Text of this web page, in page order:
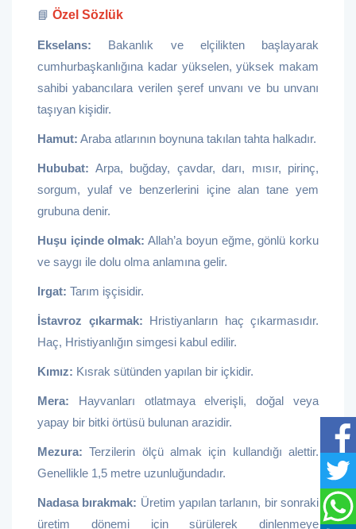
📘 Özel Sözlük
Ekselans: Bakanlık ve elçilikten başlayarak
cumhurbaşkanlığına kadar yükselen, yüksek makam
sahibi yabancılara verilen şeref unvanı ve bu unvanı
taşıyan kişidir.
Hamut: Araba atlarının boynuna takılan tahta halkadır.
Hububat: Arpa, buğday, çavdar, darı, mısır, pirinç,
sorgum, yulaf ve benzerlerini içine alan tane yem
grubuna denir.
Huşu içinde olmak: Allah’a boyun eğme, gönlü korku
ve saygı ile dolu olma anlamına gelir.
Irgat: Tarım işçisidir.
İstavroz çıkarmak: Hristiyanların haç çıkarmasıdır.
Haç, Hristiyanlığın simgesi kabul edilir.
Kımız: Kısrak sütünden yapılan bir içkidir.
Mera: Hayvanları otlatmaya elverişli, doğal veya
yapay bir bitki örtüsü bulunan arazidir.
Mezura: Terzilerin ölçü almak için kullandığı alettir.
Genellikle 1,5 metre uzunluğundadır.
Nadasa bırakmak: Üretim yapılan tarlanın, bir sonraki
üretim dönemi için sürülerek dinlenmeye